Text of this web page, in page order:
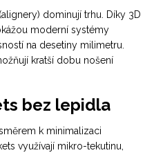
dominují trhu. Díky 3D
moderní systémy
na desetiny milimetru.
kratší dobu nošení
bez lepidla
k minimalizaci
využívají mikro-tekutinu,